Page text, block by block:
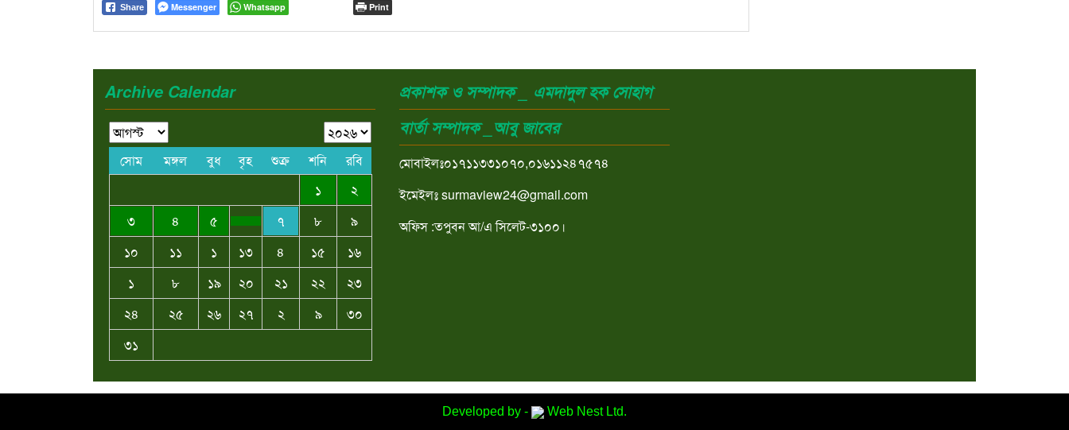
Share Messenger Whatsapp Print
Archive Calendar
সোম মঙ্গল বুধ বৃহ শুক্র শনি
রবি
১
২
৩
৪ ৫ ৭ ৮
৯
১০
১১ ১ ১৩ ৪ ১৫
১৬
১
৮ ১৯ ২০ ২১ ২২
২৩
২৪
২৫ ২৬ ২৭ ২ ৯
৩০
৩১
প্রকাশক ও সম্পাদক _ এমদাদুল হক সোহাগ
বার্তা সম্পাদক _আবু জাবের
মোবাইলঃ০১৭১১৩৩১০৭০,০১৬১১২৪৭৫৭৪
ইমেইলঃ surmaview24@gmail.com
অফিস :তপুবন আ/এ সিলেট-৩১০০।
Developed by - Web Nest Ltd.